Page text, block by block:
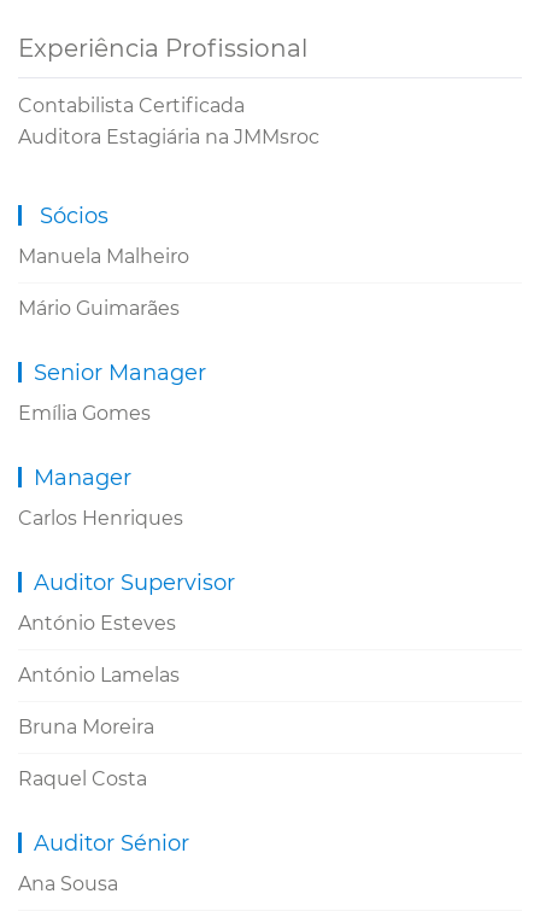
Experiência Profissional
Contabilista Certificada
Auditora Estagiária na JMMsroc
Sócios
Manuela Malheiro
Mário Guimarães
Senior Manager
Emília Gomes
Manager
Carlos Henriques
Auditor Supervisor
António Esteves
António Lamelas
Bruna Moreira
Raquel Costa
Auditor Sénior
Ana Sousa